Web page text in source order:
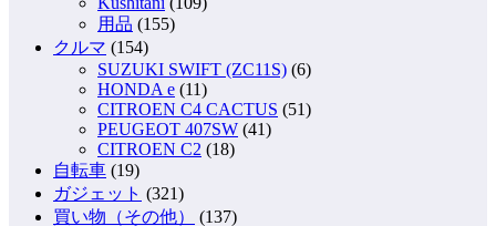
用品 (155)
クルマ (154)
SUZUKI SWIFT (ZC11S) (6)
HONDA e (11)
CITROEN C4 CACTUS (51)
PEUGEOT 407SW (41)
CITROEN C2 (18)
自転車 (19)
ガジェット (321)
買い物（その他）
(137)